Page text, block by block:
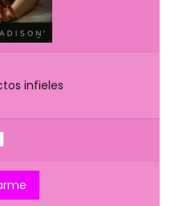
infieles